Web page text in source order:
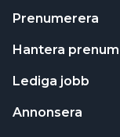
Prenumerera
Hantera
Lediga jobb
Annonsera